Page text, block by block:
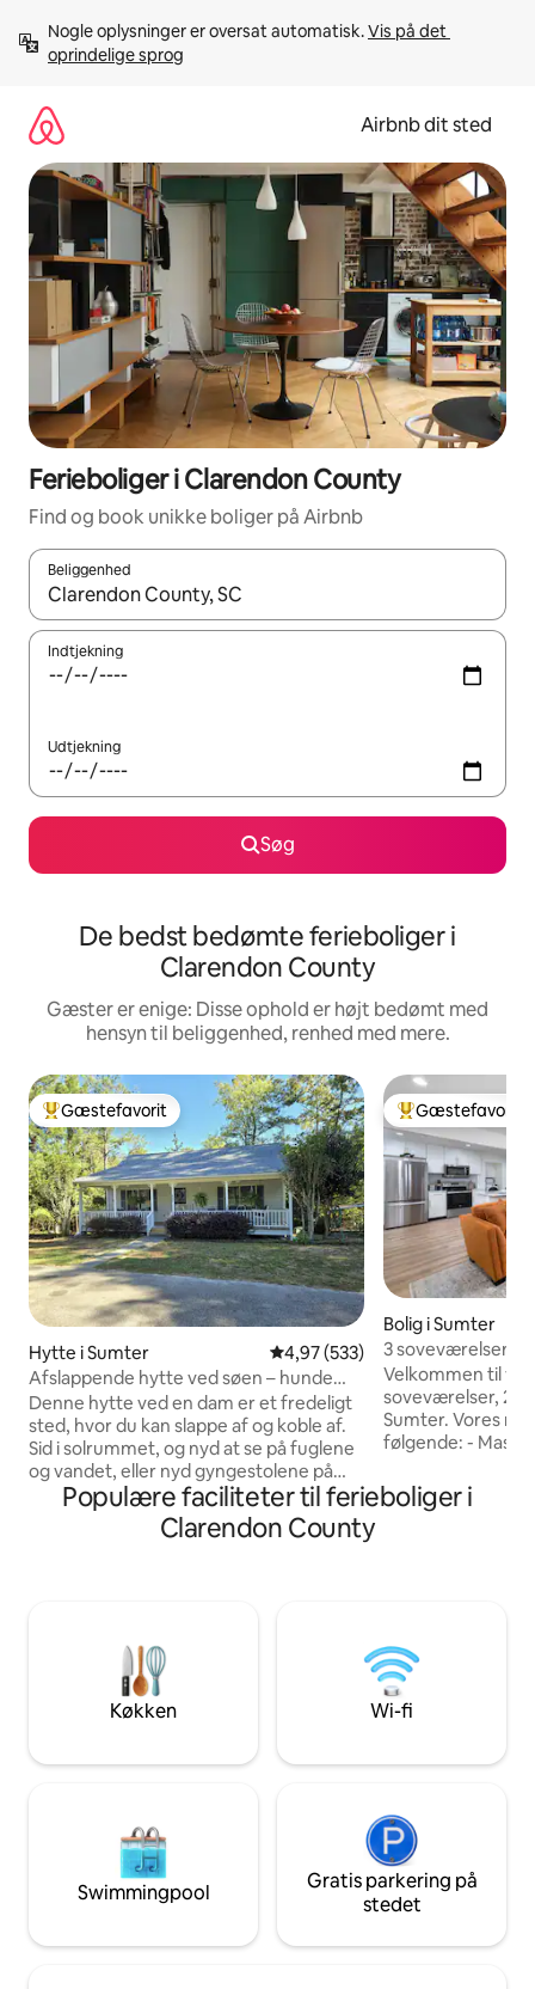
videre
Nogle oplysninger er oversat automatisk. Vis på det
oprindelige sprog
Airbnb dit sted
Ferieboliger i Clarendon County
Find og book unikke boliger på Airbnb
Beliggenhed
Når resultaterne er tilgængelige, skal du navigere med
Indtjekning
Udtjekning
Søg
De bedst bedømte ferieboliger i
Clarendon County
Gæster er enige: Disse ophold er højt bedømt med
hensyn til beliggenhed, renhed med mere.
Bedste gæstefavorit
Gæstefavorit
Hytte i Sumter 4,97 ud af 5 i gennemsnitlig
4,97 (533)
Afslappende hytte ved søen – hunde
tilladt
Denne hytte ved en dam er et fredeligt
sted, hvor du kan slappe af og koble af.
Sid i solrummet, og nyd at se på fuglene
og vandet, eller nyd gyngestolene på
verandaen foran, hvor du kan lytte til
fuglene og frøerne. Vi ligger 12 minutter
fra Sumters centrum og 20 minutter fra
Charleston og tre timer til bjergene.
Selvom denne hytte har en praktisk
beliggenhed, er den et roligt sted, hvor
man kan slappe af.
Bedste
Gæstefavorit
Bolig i Sumter
3 soveværelser,
ShawAFB, spilrum
Velkommen til
soveværelser, 2
Sumter. Vores moderne indretning har
følgende: - Master bdrm med kingsize-
senge i andre
køkken,
spil. - Centralt
Shaw AFB,
parker og meget
Populære faciliteter til ferieboliger i
Clarendon County
Køkken Wi-fi
Swimmingpool
Gratis parkering på
stedet